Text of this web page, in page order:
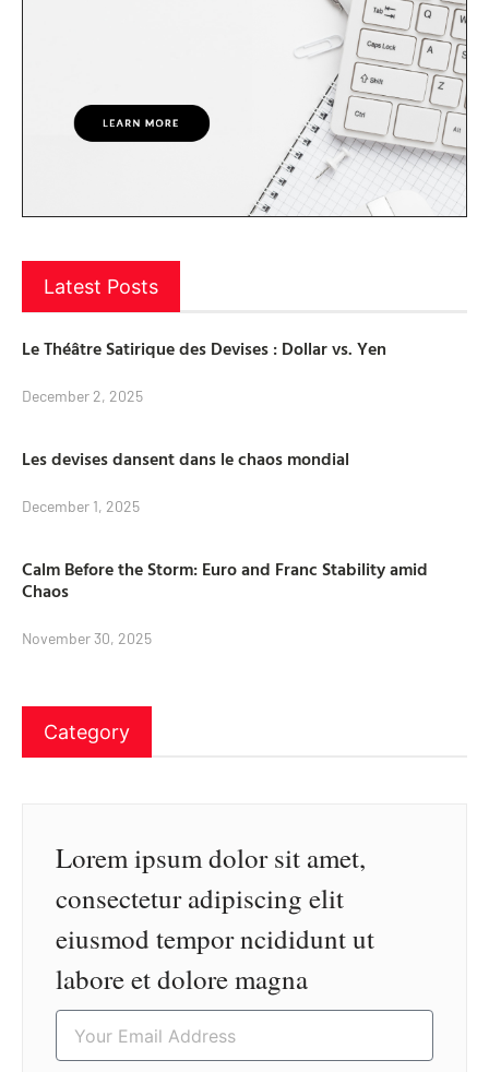
Latest Posts
Le Théâtre Satirique des Devises : Dollar vs. Yen
December 2, 2025
Les devises dansent dans le chaos mondial
December 1, 2025
Calm Before the Storm: Euro and Franc Stability amid
Chaos
November 30, 2025
Category
Lorem ipsum dolor sit amet,
consectetur adipiscing elit
eiusmod tempor ncididunt ut
labore et dolore magna